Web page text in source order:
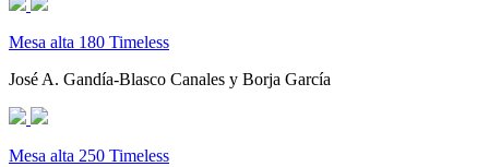
Mesa alta 180 Timeless
José A. Gandía-Blasco Canales y Borja García
Mesa alta 250 Timeless